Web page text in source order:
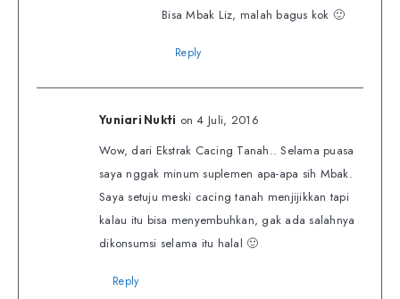
Bisa Mbak Liz, malah bagus kok 🙂
Reply
Yuniari Nukti on 4 Juli, 2016
Wow, dari Ekstrak Cacing Tanah.. Selama puasa
saya nggak minum suplemen apa-apa sih Mbak.
Saya setuju meski cacing tanah menjijikkan tapi
kalau itu bisa menyembuhkan, gak ada salahnya
dikonsumsi selama itu halal 🙂
Reply